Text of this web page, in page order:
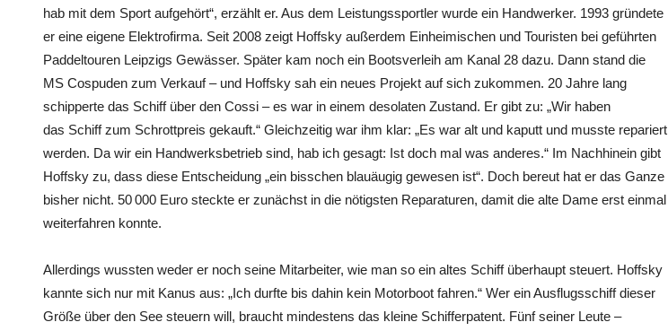
hab mit dem Sport aufgehört“, erzählt er. Aus dem Leistungssportler wurde ein Handwerker. 1993 gründete
er eine eigene Elektrofirma. Seit 2008 zeigt Hoffsky außerdem Einheimischen und Touristen bei geführten
Paddeltouren Leipzigs Gewässer. Später kam noch ein Bootsverleih am Kanal 28 dazu. Dann stand die
MS Cospuden zum Verkauf – und Hoffsky sah ein neues Projekt auf sich zukommen. 20 Jahre lang
schipperte das Schiff über den Cossi – es war in einem desolaten Zustand. Er gibt zu: „Wir haben
das Schiff zum Schrottpreis gekauft.“ Gleichzeitig war ihm klar: „Es war alt und kaputt und musste repariert
werden. Da wir ein Handwerksbetrieb sind, hab ich gesagt: Ist doch mal was anderes.“ Im Nachhinein gibt
Hoffsky zu, dass diese Entscheidung „ein bisschen blauäugig gewesen ist“. Doch bereut hat er das Ganze
bisher nicht. 50 000 Euro steckte er zunächst in die nötigsten Reparaturen, damit die alte Dame erst einmal
weiterfahren konnte.
Allerdings wussten weder er noch seine Mitarbeiter, wie man so ein altes Schiff überhaupt steuert. Hoffsky
kannte sich nur mit Kanus aus: „Ich durfte bis dahin kein Motorboot fahren.“ Wer ein Ausflugsschiff dieser
Größe über den See steuern will, braucht mindestens das kleine Schifferpatent. Fünf seiner Leute –